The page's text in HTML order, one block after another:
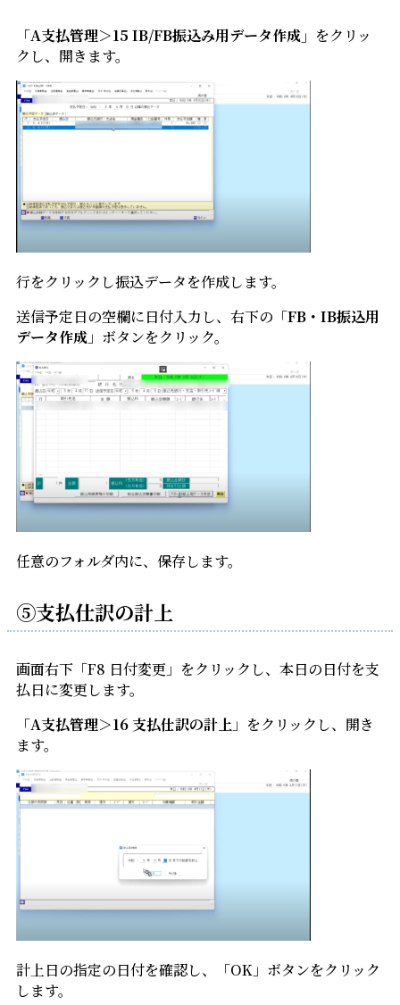
「A支払管理＞15 IB/FB振込み用データ作成」 をクリッ
クし、開きます。
行をクリックし振込データを作成します。
送信予定日の空欄に日付入力し、右下の「FB・IB振込用
データ作成 」ボタンをクリック。
任意のフォルダ内に、保存します。
⑤支払仕訳の計上
画面右下「F8 日付変更」をクリックし、本日の日付を支
払日に変更します。
「A支払管理＞16 支払仕訳の計上 」をクリックし、開き
ます。
計上日の指定の日付を確認し、「OK」ボタンをクリック
します。